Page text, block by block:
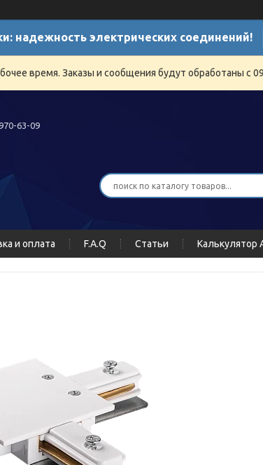
надежность электрических соединений!
время. Заказы и сообщения будут обработаны с
63-09
и оплата F.A.Q Статьи Калькулятор